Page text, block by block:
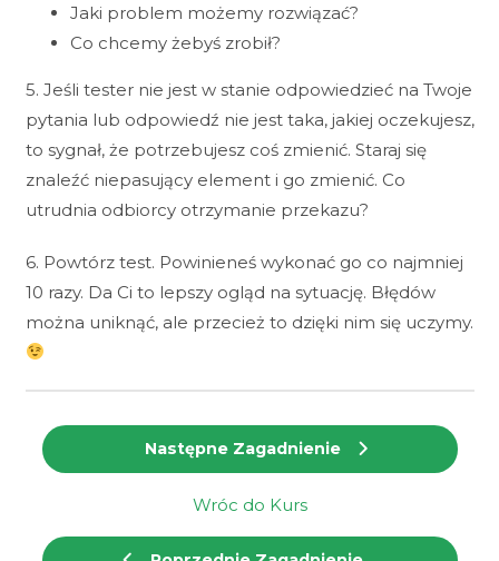
Jaki problem możemy rozwiązać?
Co chcemy żebyś zrobił?
5. Jeśli tester nie jest w stanie odpowiedzieć na Twoje
pytania lub odpowiedź nie jest taka, jakiej oczekujesz,
to sygnał, że potrzebujesz coś zmienić. Staraj się
znaleźć niepasujący element i go zmienić. Co
utrudnia odbiorcy otrzymanie przekazu?
6. Powtórz test. Powinieneś wykonać go co najmniej
10 razy. Da Ci to lepszy ogląd na sytuację. Błędów
można uniknąć, ale przecież to dzięki nim się uczymy.
Wróc do Kurs
Następne Zagadnienie